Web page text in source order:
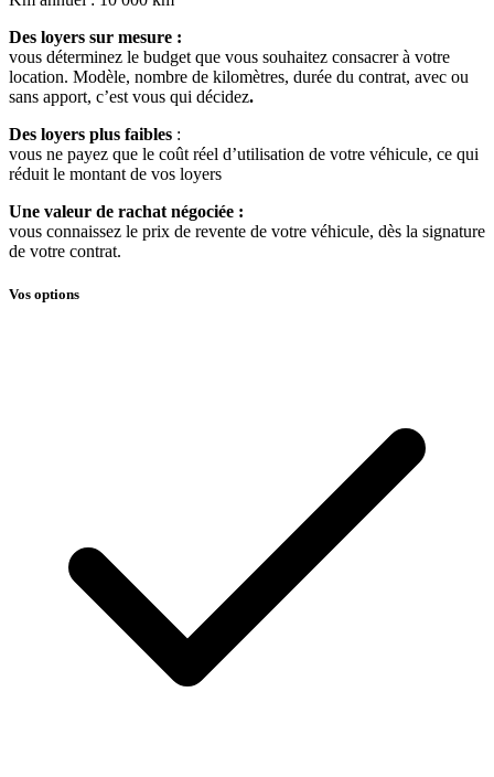
Des loyers sur mesure :
vous déterminez le budget que vous souhaitez consacrer à votre
location. Modèle, nombre de kilomètres, durée du contrat, avec ou
sans apport, c’est vous qui décidez.
Des loyers plus faibles :
vous ne payez que le coût réel d’utilisation de votre véhicule, ce qui
réduit le montant de vos loyers
Une valeur de rachat négociée :
vous connaissez le prix de revente de votre véhicule, dès la signature
de votre contrat.
Vos options